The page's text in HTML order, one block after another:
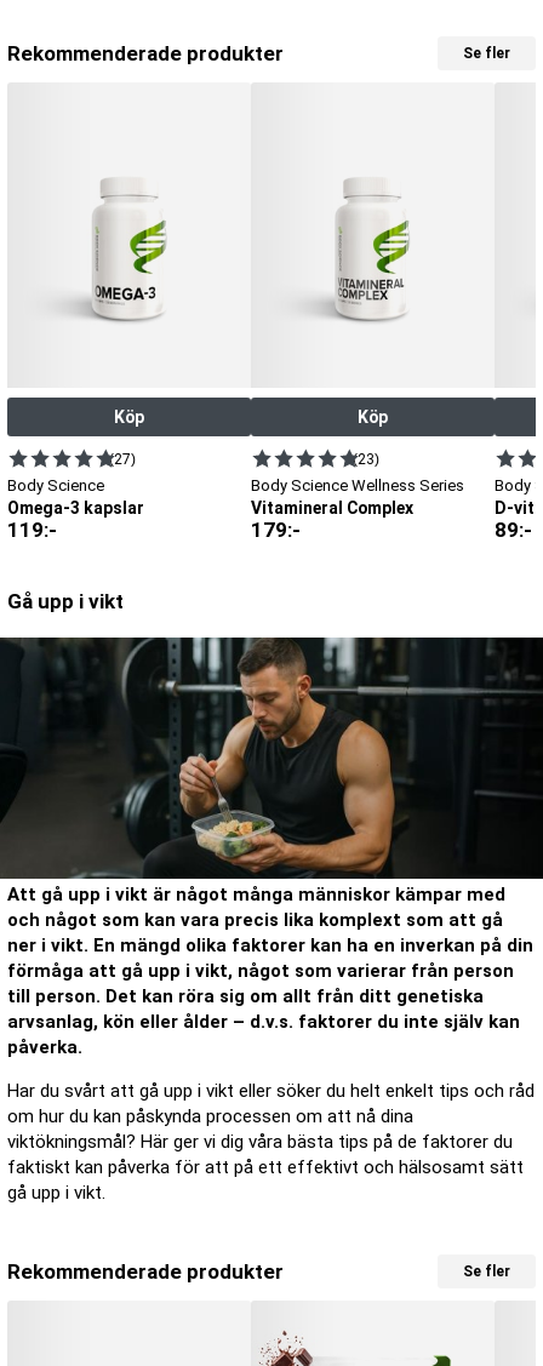
Rekommenderade produkter Se fler
Köp
(27)
Body Science
Omega-3 kapslar
119:-
Köp
(23)
Body Science Wellness Series
Vitamineral Complex
179:-
Body
D-
89:-
Gå upp i vikt
Att gå upp i vikt är något många människor kämpar med
och något som kan vara precis lika komplext som att gå
ner i vikt. En mängd olika faktorer kan ha en inverkan på din
förmåga att gå upp i vikt, något som varierar från person
till person. Det kan röra sig om allt från ditt genetiska
arvsanlag, kön eller ålder – d.v.s. faktorer du inte själv kan
påverka.
Har du svårt att gå upp i vikt eller söker du helt enkelt tips och råd
om hur du kan påskynda processen om att nå dina
viktökningsmål? Här ger vi dig våra bästa tips på de faktorer du
faktiskt kan påverka för att på ett effektivt och hälsosamt sätt
gå upp i vikt.
Rekommenderade produkter Se fler